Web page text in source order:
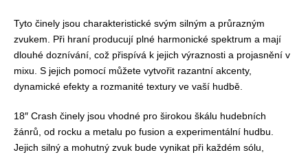
Tyto činely jsou charakteristické svým silným a průrazným
zvukem. Při hraní producují plné harmonické spektrum a mají
dlouhé doznívání, což přispívá k jejich výraznosti a projasnění v
mixu. S jejich pomocí můžete vytvořit razantní akcenty,
dynamické efekty a rozmanité textury ve vaší hudbě.
18″ Crash činely jsou vhodné pro širokou škálu hudebních
žánrů, od rocku a metalu po fusion a experimentální hudbu.
Jejich silný a mohutný zvuk bude vynikat při každém sólu,